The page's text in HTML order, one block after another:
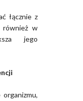
łącznie z
również w
jego